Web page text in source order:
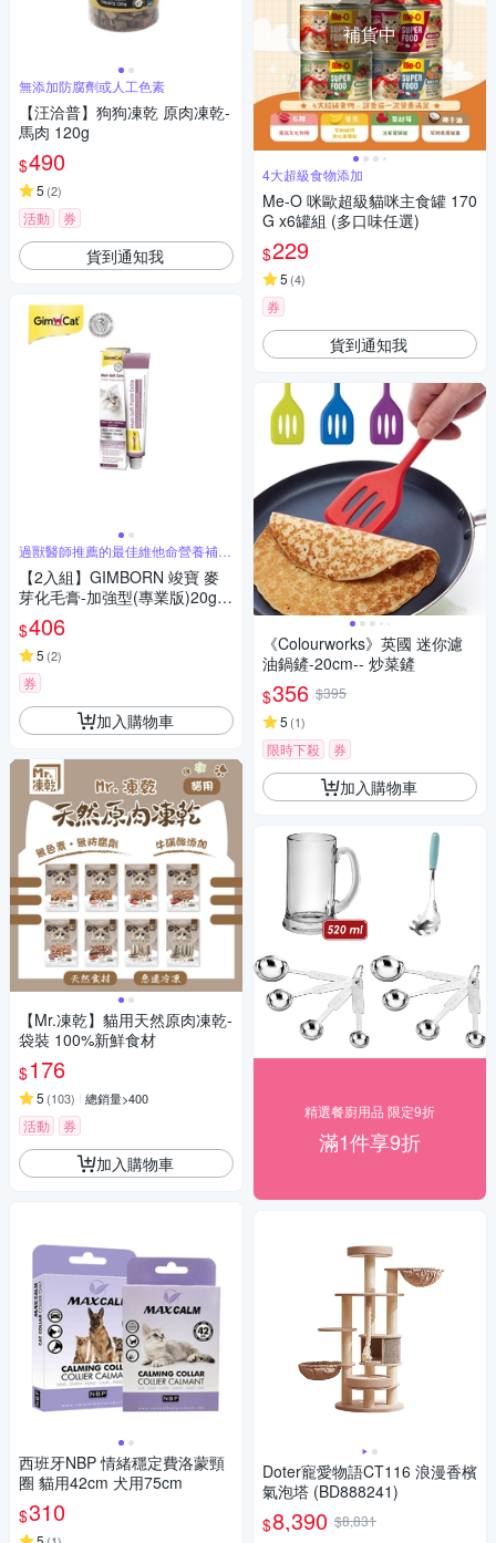
無添加防腐劑或人工色素
【汪洽普】狗狗凍乾 原肉凍乾-
馬肉 120g
$490
5 (2)
活動 券
貨到通知我
過獸醫師推薦的最佳維他命營養補充
品
【2入組】GIMBORN 竣寶 麥
芽化毛膏-加強型(專業版)20g x
$406
5 (2)
券
加入購物車
【Mr.凍乾】貓用天然原肉凍乾-
袋裝 100%新鮮食材
$176
5 (103) 總銷量>400
活動 券
加入購物車
西班牙NBP 情緒穩定費洛蒙頸
圈 貓用42cm 犬用75cm
$310
補貨中
4大超級食物添加
Me-O 咪歐超級貓咪主食罐 170
G x6罐組 (多口味任選)
$229
5 (4)
券
貨到通知我
《Colourworks》英國 迷你濾
油鍋鏟-20cm-- 炒菜鏟
$356 $395
5 (1)
限時下殺 券
加入購物車
精選餐廚用品 限定9折
滿1件享9折
Doter寵愛物語CT116 浪漫香檳
氣泡塔 (BD888241)
$8,390 $8,831